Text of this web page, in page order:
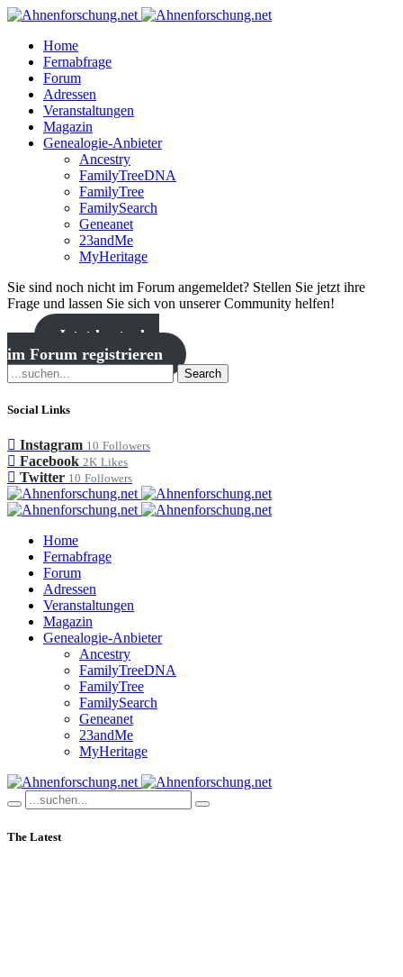
Home
Fernabfrage
Forum
Adressen
Veranstaltungen
Magazin
Genealogie-Anbieter
Ancestry
FamilyTreeDNA
FamilyTree
FamilySearch
Geneanet
23andMe
MyHeritage
Sie sind noch nicht im Forum angemeldet? Stellen Sie jetzt ihre
Frage und lassen Sie sich von unserer Community helfen!
Jetzt kostenlos
im Forum registrieren
Search
Social Links
Instagram 10 Followers
Facebook 2K Likes
Twitter 10 Followers
Home
Fernabfrage
Forum
Adressen
Veranstaltungen
Magazin
Genealogie-Anbieter
Ancestry
FamilyTreeDNA
FamilyTree
FamilySearch
Geneanet
23andMe
MyHeritage
The Latest